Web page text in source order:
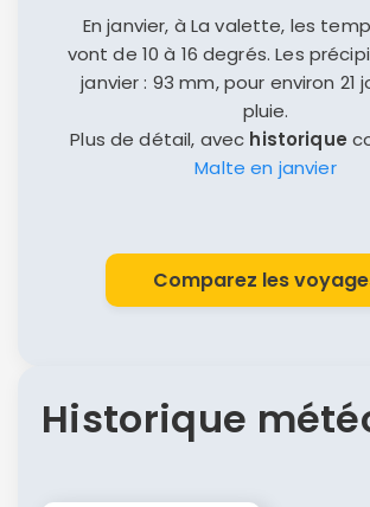
En janvier, à La valette, les
vont de 10 à 16 degrés. Les
janvier : 93 mm, pour environ 21
pluie.
Plus de détail, avec historique
Malte en janvier
Comparez les
Historique